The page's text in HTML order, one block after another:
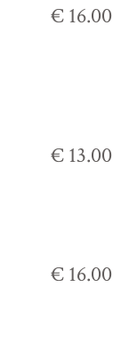
€ 16.00
€ 13.00
€ 16.00